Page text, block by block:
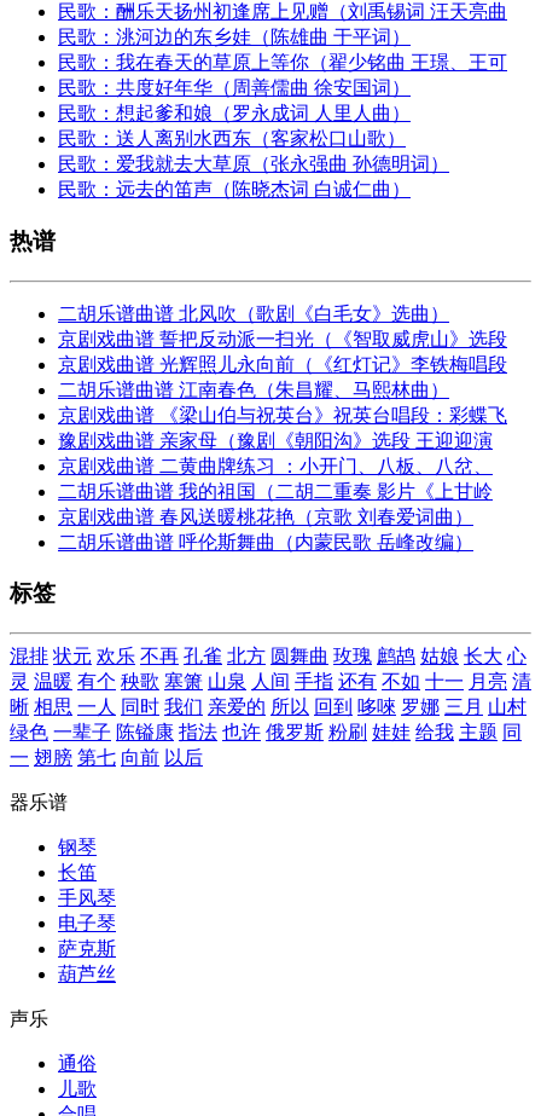
民歌：酬乐天扬州初逢席上见赠（刘禹锡词 汪天亮曲
民歌：洮河边的东乡娃（陈雄曲 于平词）
民歌：我在春天的草原上等你（翟少铭曲 王璟、王可
民歌：共度好年华（周善儒曲 徐安国词）
民歌：想起爹和娘（罗永成词 人里人曲）
民歌：送人离别水西东（客家松口山歌）
民歌：爱我就去大草原（张永强曲 孙德明词）
民歌：远去的笛声（陈晓杰词 白诚仁曲）
热谱
二胡乐谱曲谱 北风吹（歌剧《白毛女》选曲）
京剧戏曲谱 誓把反动派一扫光（《智取威虎山》选段
京剧戏曲谱 光辉照儿永向前（《红灯记》李铁梅唱段
二胡乐谱曲谱 江南春色（朱昌耀、马熙林曲）
京剧戏曲谱 《梁山伯与祝英台》祝英台唱段：彩蝶飞
豫剧戏曲谱 亲家母（豫剧《朝阳沟》选段 王迎迎演
京剧戏曲谱 二黄曲牌练习 ：小开门、八板、八岔、
二胡乐谱曲谱 我的祖国（二胡二重奏 影片《上甘岭
京剧戏曲谱 春风送暖桃花艳（京歌 刘春爱词曲）
二胡乐谱曲谱 呼伦斯舞曲（内蒙民歌 岳峰改编）
标签
混排 状元 欢乐 不再 孔雀 北方 圆舞曲 玫瑰 鹧鸪 姑娘 长大 心
灵 温暖 有个 秧歌 塞箫 山泉 人间 手指 还有 不如 十一 月亮 清
晰 相思 一人 同时 我们 亲爱的 所以 回到 哆唻 罗娜 三月 山村
绿色 一辈子 陈镒康 指法 也许 俄罗斯 粉刷 娃娃 给我 主题 同
一 翅膀 第七 向前 以后
器乐谱
钢琴
长笛
手风琴
电子琴
萨克斯
葫芦丝
声乐
通俗
儿歌